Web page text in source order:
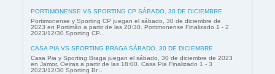
PORTIMONENSE VS SPORTING CP SÁBADO, 30 DE DICIEMBRE
Portimonense y Sporting CP juegan el sábado, 30 de diciembre de
2023 en Portimão a partir de las 20:30. Portimonense Finalizado 1 - 2
2023/12/30 Sporting CP...
CASA PIA VS SPORTING BRAGA SÁBADO, 30 DE DICIEMBRE
Casa Pia y Sporting Braga juegan el sábado, 30 de diciembre de 2023
en Jamor, Oeiras a partir de las 18:00. Casa Pia Finalizado 1 - 3
2023/12/30 Sporting Br...